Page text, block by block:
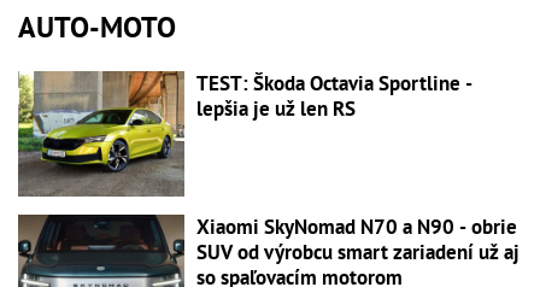
AUTO-MOTO
TEST: Škoda Octavia Sportline -
lepšia je už len RS
Xiaomi SkyNomad N70 a N90 - obrie
SUV od výrobcu smart zariadení už aj
so spaľovacím motorom